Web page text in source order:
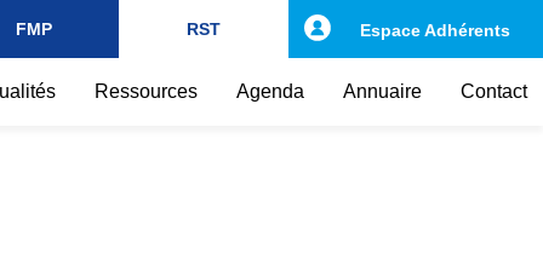
FMP RST
Ressources Agenda Annuaire Contact
Espace Adhérents